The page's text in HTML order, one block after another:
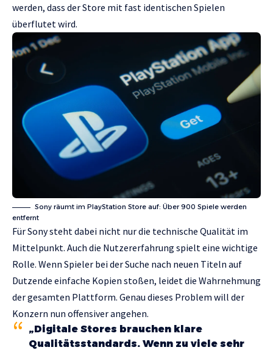
werden, dass der Store mit fast identischen Spielen
überflutet wird.
Sony räumt im PlayStation Store auf: Über 900 Spiele werden
entfernt
Für Sony steht dabei nicht nur die technische Qualität im
Mittelpunkt. Auch die Nutzererfahrung spielt eine wichtige
Rolle. Wenn Spieler bei der Suche nach neuen Titeln auf
Dutzende einfache Kopien stoßen, leidet die Wahrnehmung
der gesamten Plattform. Genau dieses Problem will der
Konzern nun offensiver angehen.
„Digitale Stores brauchen klare
Qualitätsstandards. Wenn zu viele sehr